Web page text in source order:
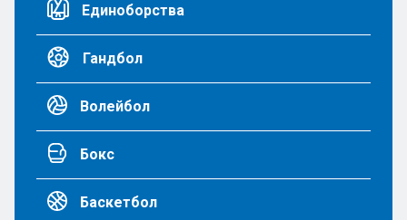
Единоборства
Гандбол
Волейбол
Бокс
Баскетбол